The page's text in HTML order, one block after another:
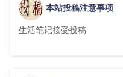
本站投稿注意事项
生活笔记接受投稿